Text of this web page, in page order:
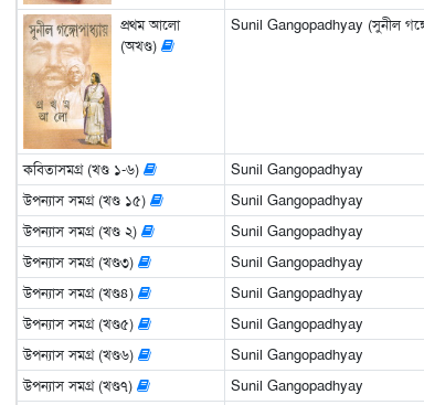
প্রথম আলো
(অখণ্ড)
Sunil Gangopadhyay (সুনীল
কবিতাসমগ্র (খণ্ড ১-৬) Sunil Gangopadhyay
উপন্যাস সমগ্র (খণ্ড ১৫)
Sunil Gangopadhyay
উপন্যাস সমগ্র (খণ্ড ২)
Sunil Gangopadhyay
উপন্যাস সমগ্র (খণ্ড৩)
Sunil Gangopadhyay
উপন্যাস সমগ্র (খণ্ড৪)
Sunil Gangopadhyay
উপন্যাস সমগ্র (খণ্ড৫)
Sunil Gangopadhyay
উপন্যাস সমগ্র (খণ্ড৬)
Sunil Gangopadhyay
উপন্যাস সমগ্র (খণ্ড৭)
Sunil Gangopadhyay